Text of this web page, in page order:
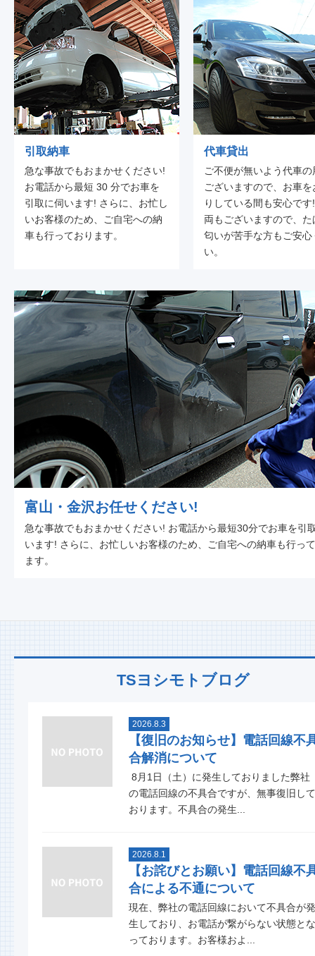
引取納車
急な事故でもおまかせください!
お電話から最短 30 分でお車を
引取に伺います! さらに、お忙し
いお客様のため、ご自宅への納
車も行っております。
代車貸出
ご不便が無いよう代車の
ございますので、お車を
りしている間も安心で
両もございますので、た
匂いが苦手な方もご安心
い。
富山・金沢お任せください!
急な事故でもおまかせください! お電話から最短30分でお車を引
います! さらに、お忙しいお客様のため、ご自宅への納車も行っ
ます。
TSヨシモトブログ
2026.8.3
【復旧のお知らせ】電話回線不
合解消について
8月1日（土）に発生しておりました弊社
の電話回線の不具合ですが、無事復旧して
おります。不具合の発生...
2026.8.1
【お詫びとお願い】電話回線不
合による不通について
現在、弊社の電話回線において不具合が発
生しており、お電話が繋がらない状態とな
っております。お客様およ...